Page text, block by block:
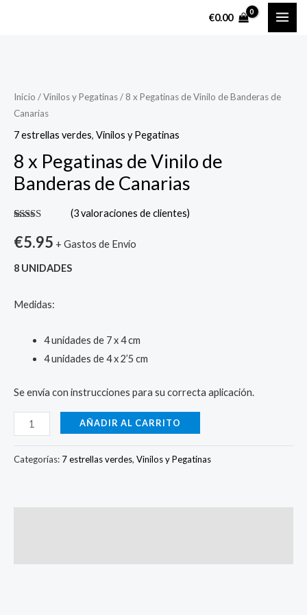
€0.00
Inicio /Vinilos y Pegatinas/ 8 x Pegatinas de Vinilo de Banderas de
Canarias
7 estrellas verdes, Vinilos y Pegatinas
8 x Pegatinas de Vinilo de
Banderas de Canarias
con 5.00de
5 en base a
de clientes
(3valoraciones de clientes)
€5.95 + Gastos de Envío
8 UNIDADES
Medidas:
4 unidades de 7 x 4 cm
4 unidades de 4 x 2’5 cm
Se envía con instrucciones para su correcta aplicación.
Pegatinas
de
Vinilo
Banderas
de
AÑADIR AL CARRITO
Categorías: 7 estrellas verdes, Vinilos y Pegatinas